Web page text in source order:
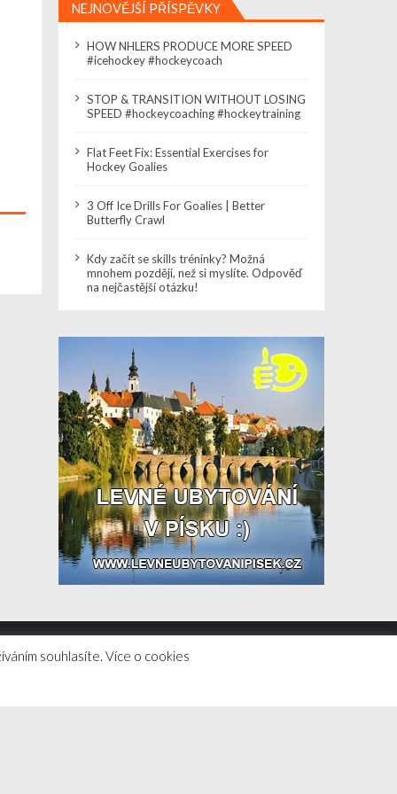
NEJNOVĚJŠÍ PŘÍSPĚVKY
HOW NHLERS PRODUCE MORE SPEED
#icehockey #hockeycoach
STOP & TRANSITION WITHOUT LOSING
SPEED #hockeycoaching #hockeytraining
Flat Feet Fix: Essential Exercises for
Hockey Goalies
3 Off Ice Drills For Goalies | Better
Butterfly Crawl
Kdy začít se skills tréninky? Možná
mnohem později, než si myslíte. Odpověď
na nejčastější otázku!
souhlasíte. Více o cookies